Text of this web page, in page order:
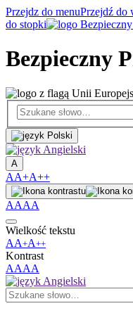
Przejdz do menuPrzejdź do
do stopki
Bezpieczny
A
AA+A++
AAAA
Wielkość tekstu
AA+A++
Kontrast
AAAA